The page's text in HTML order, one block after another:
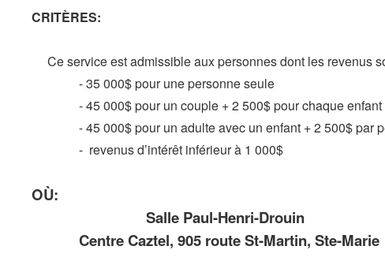
CRITÈRES:
Ce service est admissible aux personnes dont les revenus
- 35 000$ pour une personne seule
- 45 000$ pour un couple + 2 500$ pour chaque
- 45 000$ pour un adulte avec un enfant + 2 500$ par
- revenus d’intérêt inférieur à 1 000$
OÙ:
Salle Paul-Henri-Drouin
Centre Caztel, 905 route St-Martin, Ste-Marie